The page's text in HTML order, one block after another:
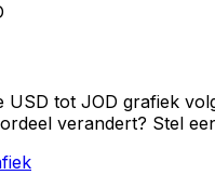
USD tot JOD grafiek
verandert? Stel